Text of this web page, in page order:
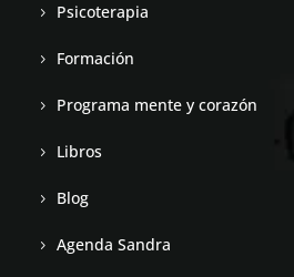
Psicoterapia
Formación
Programa mente y corazón
Libros
Blog
Agenda Sandra